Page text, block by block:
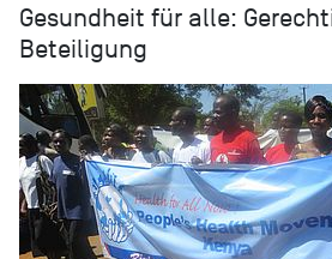
Gesundheit für alle:
Beteiligung